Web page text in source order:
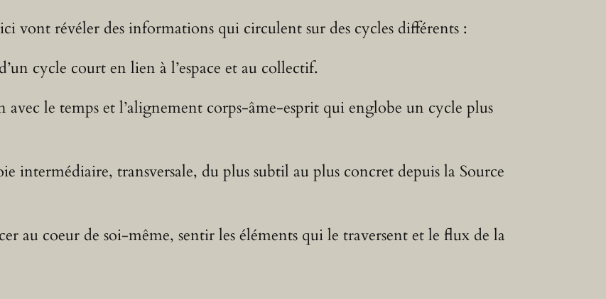
vont révéler des informations qui circulent sur des cycles différents :
cycle court en lien à l’espace et au collectif.
avec le temps et l’alignement corps-âme-esprit qui englobe un cycle plus
intermédiaire, transversale, du plus subtil au plus concret depuis la Source
au coeur de soi-même, sentir les éléments qui le traversent et le flux de la